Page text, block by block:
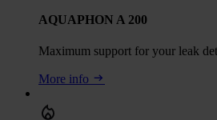
AQUAPHON A 200
Maximum support for your leak
More info